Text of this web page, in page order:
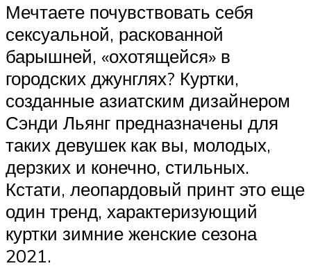
Мечтаете почувствовать себя
сексуальной, раскованной
барышней, «охотящейся» в
городских джунглях? Куртки,
созданные азиатским дизайнером
Сэнди Льянг предназначены для
таких девушек как вы, молодых,
дерзких и конечно, стильных.
Кстати, леопардовый принт это еще
один тренд, характеризующий
куртки зимние женские сезона
2021.